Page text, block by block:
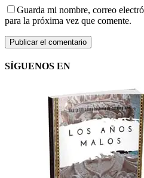
Guarda mi nombre, correo
para la próxima vez que comente.
SÍGUENOS EN